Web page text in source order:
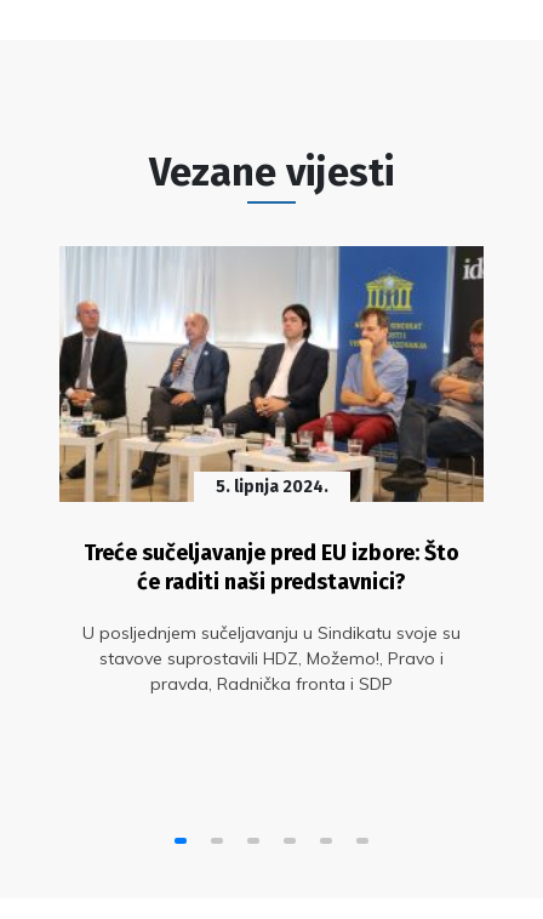
Vezane vijesti
5. lipnja 2024.
Treće sučeljavanje pred EU izbore: Što
će raditi naši predstavnici?
U posljednjem sučeljavanju u Sindikatu svoje su
stavove suprostavili HDZ, Možemo!, Pravo i
pravda, Radnička fronta i SDP